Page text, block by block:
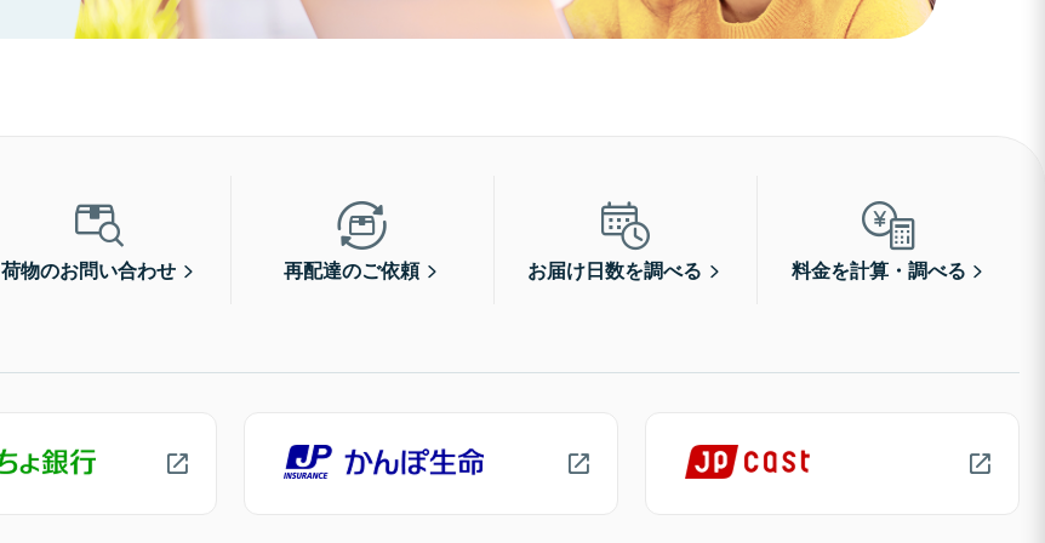
荷物のお問い合わせ 再配達のご依頼 お届け日数を調べる 料金を計算・調べる